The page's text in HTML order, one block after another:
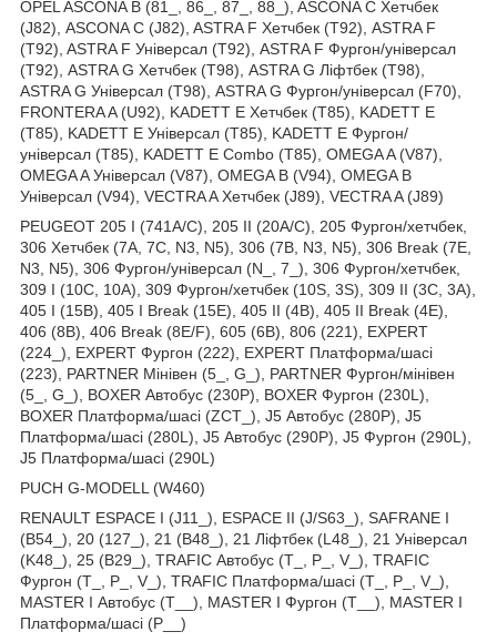
OPEL ASCONA B (81_, 86_, 87_, 88_), ASCONA C Хетчбек
(J82), ASCONA C (J82), ASTRA F Хетчбек (T92), ASTRA F
(T92), ASTRA F Універсал (T92), ASTRA F Фургон/універсал
(T92), ASTRA G Хетчбек (T98), ASTRA G Ліфтбек (T98),
ASTRA G Універсал (T98), ASTRA G Фургон/універсал (F70),
FRONTERA A (U92), KADETT E Хетчбек (T85), KADETT E
(T85), KADETT E Універсал (T85), KADETT E Фургон/
універсал (T85), KADETT E Combo (T85), OMEGA A (V87),
OMEGA A Універсал (V87), OMEGA B (V94), OMEGA B
Універсал (V94), VECTRA A Хетчбек (J89), VECTRA A (J89)
PEUGEOT 205 I (741A/C), 205 II (20A/C), 205 Фургон/хетчбек,
306 Хетчбек (7A, 7C, N3, N5), 306 (7B, N3, N5), 306 Break (7E,
N3, N5), 306 Фургон/універсал (N_, 7_), 306 Фургон/хетчбек,
309 I (10C, 10A), 309 Фургон/хетчбек (10S, 3S), 309 II (3C, 3A),
405 I (15B), 405 I Break (15E), 405 II (4B), 405 II Break (4E),
406 (8B), 406 Break (8E/F), 605 (6B), 806 (221), EXPERT
(224_), EXPERT Фургон (222), EXPERT Платформа/шасі
(223), PARTNER Мінівен (5_, G_), PARTNER Фургон/мінівен
(5_, G_), BOXER Автобус (230P), BOXER Фургон (230L),
BOXER Платформа/шасі (ZCT_), J5 Автобус (280P), J5
Платформа/шасі (280L), J5 Автобус (290P), J5 Фургон (290L),
J5 Платформа/шасі (290L)
PUCH G-MODELL (W460)
RENAULT ESPACE I (J11_), ESPACE II (J/S63_), SAFRANE I
(B54_), 20 (127_), 21 (B48_), 21 Ліфтбек (L48_), 21 Універсал
(K48_), 25 (B29_), TRAFIC Автобус (T_, P_, V_), TRAFIC
Фургон (T_, P_, V_), TRAFIC Платформа/шасі (T_, P_, V_),
MASTER I Автобус (T__), MASTER I Фургон (T__), MASTER I
Платформа/шасі (P__)